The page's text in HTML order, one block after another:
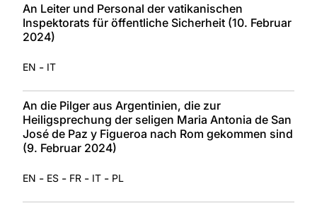
An Leiter und Personal der vatikanischen
Inspektorats für öffentliche Sicherheit (10. Februar
2024)
EN - IT
An die Pilger aus Argentinien, die zur
Heiligsprechung der seligen Maria Antonia de San
José de Paz y Figueroa nach Rom gekommen sind
(9. Februar 2024)
EN - ES - FR - IT - PL